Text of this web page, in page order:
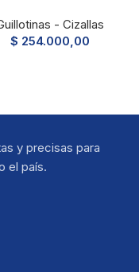
- Cizallas
$ 254.000,00
y precisas para
el país.